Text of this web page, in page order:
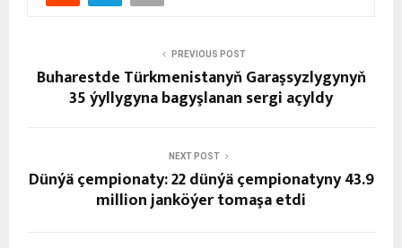
PREVIOUS POST
Buharestde Türkmenistanyň Garaşsyzlygynyň
35 ýyllygyna bagyşlanan sergi açyldy
NEXT POST
Dünýä çempionaty: 22 dünýä çempionatyny 43.9
million janköýer tomaşa etdi